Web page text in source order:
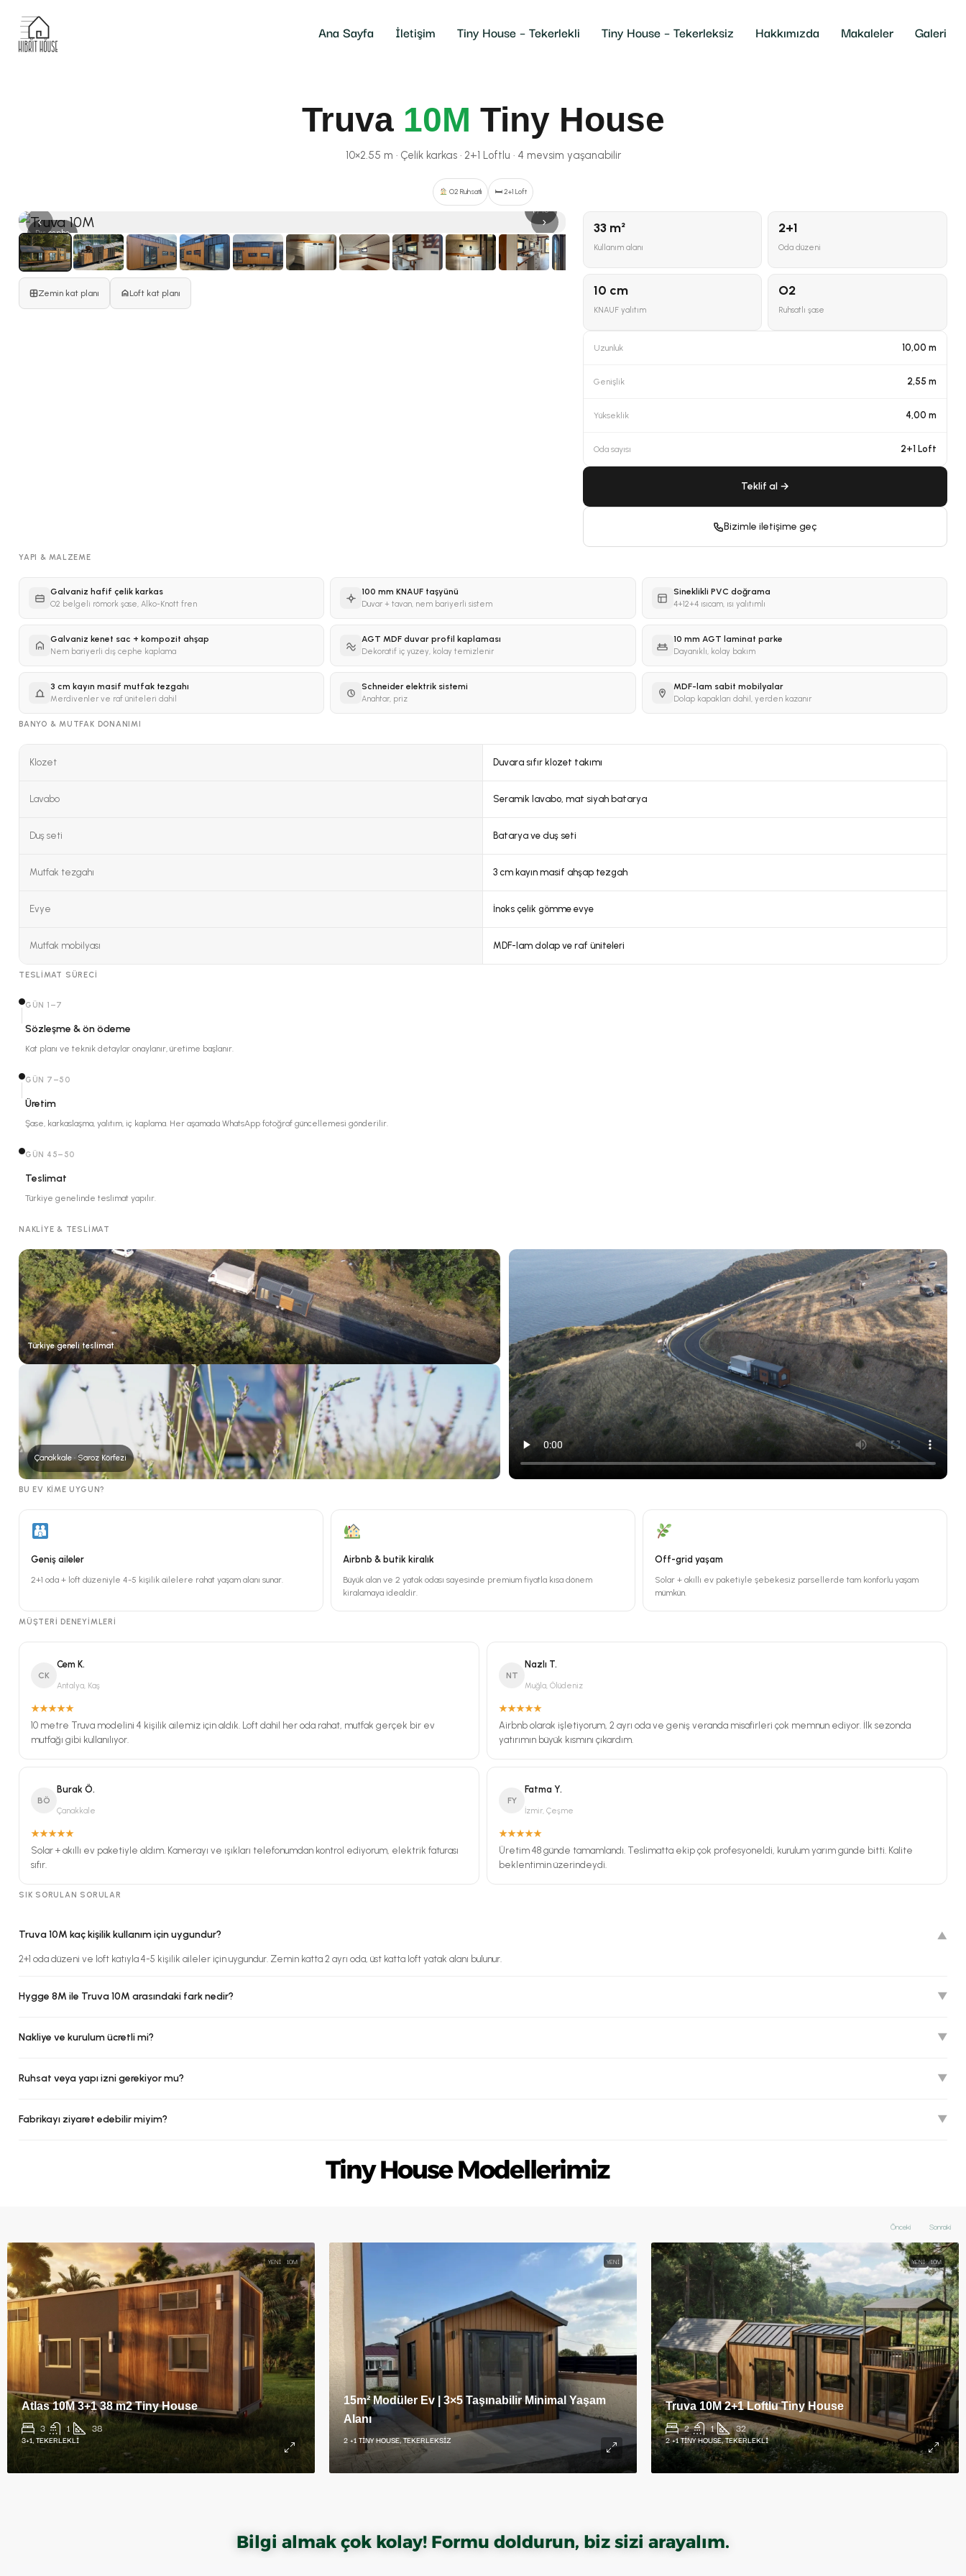
Ana Sayfa İletişim Tiny House – Tekerlekli Tiny House – Tekerleksiz Hakkımızda Makaleler Galeri
Truva 10M Tiny House
10×2.55 m · Çelik karkas · 2+1 Loftlu · 4 mevsim yaşanabilir
O2 Ruhsatlı 🛏 2+1 Loft
Dış cephe
1 / 15
‹ ›
Zemin kat planı Loft kat planı
33 m²
Kullanım alanı
2+1
Oda düzeni
10 cm
KNAUF yalıtım
O2
Ruhsatlı şase
Uzunluk 10,00 m
Genişlik 2,55 m
Yükseklik 4,00 m
Oda sayısı 2+1 Loft
Teklif al →
Bizimle iletişime geç
YAPI & MALZEME
Galvaniz hafif çelik karkas
O2 belgeli römork şase, Alko-Knott fren
100 mm KNAUF taşyünü
Duvar + tavan, nem bariyerli sistem
Sineklikli PVC doğrama
4+12+4 ısıcam, ısı yalıtımlı
Galvaniz kenet sac + kompozit ahşap
Nem bariyerli dış cephe kaplama
AGT MDF duvar profil kaplaması
Dekoratif iç yüzey, kolay temizlenir
10 mm AGT laminat parke
Dayanıklı, kolay bakım
3 cm kayın masif mutfak tezgahı
Merdivenler ve raf üniteleri dahil
Schneider elektrik sistemi
Anahtar, priz
MDF-lam sabit mobilyalar
Dolap kapakları dahil, yerden kazanır
BANYO & MUTFAK DONANIMI
Klozet Duvara sıfır klozet takımı
Lavabo Seramik lavabo, mat siyah batarya
Duş seti Batarya ve duş seti
Mutfak tezgahı 3 cm kayın masif ahşap tezgah
Evye İnoks çelik gömme evye
Mutfak mobilyası MDF-lam dolap ve raf üniteleri
TESLIMAT SÜRECI
GÜN 1–7
Sözleşme & ön ödeme
Kat planı ve teknik detaylar onaylanır, üretime başlanır.
GÜN 7–50
Üretim
Şase, karkaslaşma, yalıtım, iç kaplama. Her aşamada WhatsApp fotoğraf güncellemesi gönderilir.
GÜN 45–50
Teslimat
Türkiye genelinde teslimat yapılır.
NAKLIYE & TESLIMAT
Türkiye geneli teslimat
Çanakkale · Saroz Körfezi
BU EV KIME UYGUN?
Geniş aileler
2+1 oda + loft düzeniyle 4-5 kişilik ailelere rahat yaşam alanı sunar.
Airbnb & butik kiralık
Büyük alan ve 2 yatak odası sayesinde premium fiyatla kısa dönem
kiralamaya idealdir.
Off-grid yaşam
Solar + akıllı ev paketiyle şebekesiz parsellerde tam konforlu yaşam
mümkün.
MÜŞTERI DENEYIMLERI
CK
Cem K.
Antalya, Kaş
10 metre Truva modelini 4 kişilik ailemiz için aldık. Loft dahil her oda rahat, mutfak gerçek bir ev
mutfağı gibi kullanılıyor.
NT
Nazlı T.
Muğla, Ölüdeniz
Airbnb olarak işletiyorum, 2 ayrı oda ve geniş veranda misafirleri çok memnun ediyor. İlk sezonda
yatırımın büyük kısmını çıkardım.
BÖ
Burak Ö.
Çanakkale
Solar + akıllı ev paketiyle aldım. Kamerayı ve ışıkları telefonumdan kontrol ediyorum, elektrik faturası
sıfır.
FY
Fatma Y.
İzmir, Çeşme
Üretim 48 günde tamamlandı. Teslimatta ekip çok profesyoneldi, kurulum yarım günde bitti. Kalite
beklentimin üzerindeydi.
SIK SORULAN SORULAR
Truva 10M kaç kişilik kullanım için uygundur? ▼
2+1 oda düzeni ve loft katıyla 4-5 kişilik aileler için uygundur. Zemin katta 2 ayrı oda, üst katta loft yatak alanı bulunur.
Hygge 8M ile Truva 10M arasındaki fark nedir? ▼
Nakliye ve kurulum ücretli mi? ▼
Ruhsat veya yapı izni gerekiyor mu? ▼
Fabrikayı ziyaret edebilir miyim? ▼
Tiny House Modellerimiz
Önceki Sonraki
YENI 10M
Atlas 10M 3+1 38 m2 Tiny House
3 1 38
3+1, TEKERLEKLI
YENI
15m² Modüler Ev | 3×5 Taşınabilir Minimal Yaşam
Alanı
2 +1 TINY HOUSE, TEKERLEKSIZ
YENI 10M
Truva 10M 2+1 Loftlu Tiny House
2 1 32
2 +1 TINY HOUSE, TEKERLEKLI
Bilgi almak çok kolay! Formu doldurun, biz sizi arayalım.